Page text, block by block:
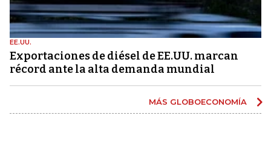
EE.UU.
Exportaciones de diésel de EE.UU. marcan
récord ante la alta demanda mundial
MÁS GLOBOECONOMÍA